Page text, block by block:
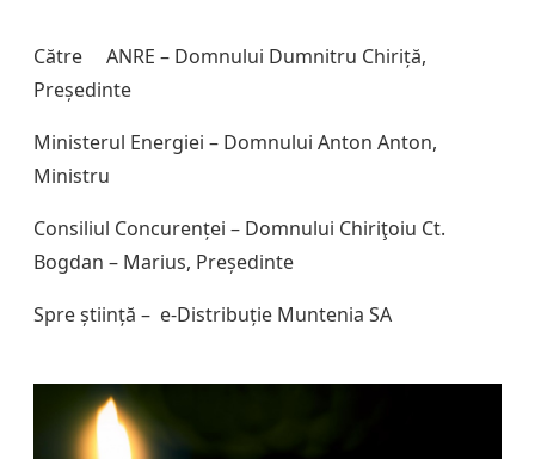
Către ANRE – Domnului Dumnitru Chiriță,
Președinte
Ministerul Energiei – Domnului Anton Anton,
Ministru
Consiliul Concurenței – Domnului Chiriţoiu Ct.
Bogdan – Marius, Președinte
Spre știință – e-Distribuție Muntenia SA